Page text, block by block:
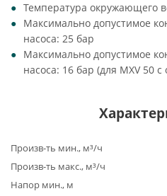
Температура окружающего
Максимально допустимое
насоса: 25 бар
Максимально допустимое
насоса: 16 бар (для MXV 50
Произв-ть мин., м³/ч
Произв-ть макс., м³/ч
Напор мин., м